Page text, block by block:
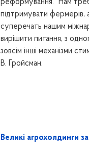
реформування. "Нам
підтримувати фермерів,
суперечать нашим
вирішити питання, з
зовсім інші механізми
В. Гройсман.
Великі агрохолдинги